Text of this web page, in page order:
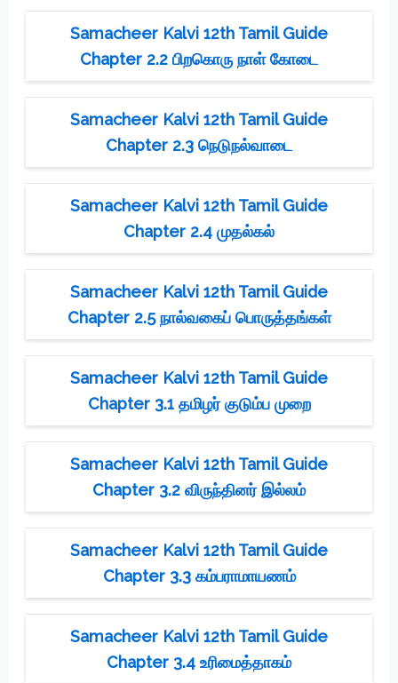
Samacheer Kalvi 12th Tamil Guide
Chapter 2.2 பிறகொரு நாள் கோடை
Samacheer Kalvi 12th Tamil Guide
Chapter 2.3 நெடுநல்வாடை
Samacheer Kalvi 12th Tamil Guide
Chapter 2.4 முதல்கல்
Samacheer Kalvi 12th Tamil Guide
Chapter 2.5 நால்வகைப் பொருத்தங்கள்
Samacheer Kalvi 12th Tamil Guide
Chapter 3.1 தமிழர் குடும்ப முறை
Samacheer Kalvi 12th Tamil Guide
Chapter 3.2 விருந்தினர் இல்லம்
Samacheer Kalvi 12th Tamil Guide
Chapter 3.3 கம்பராமாயணம்
Samacheer Kalvi 12th Tamil Guide
Chapter 3.4 உரிமைத்தாகம்